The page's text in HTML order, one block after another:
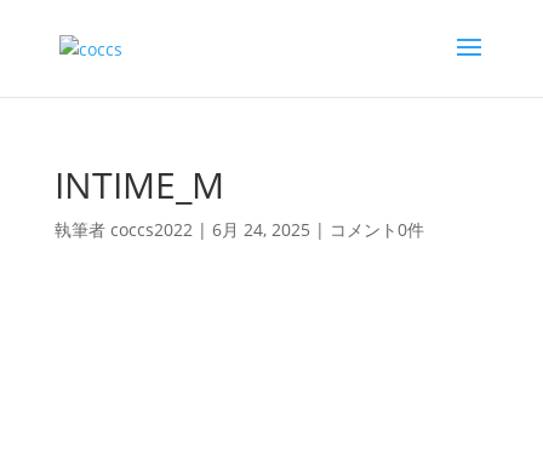
INTIME_M
執筆者 coccs2022| 6月 24, 2025 | コメント0件